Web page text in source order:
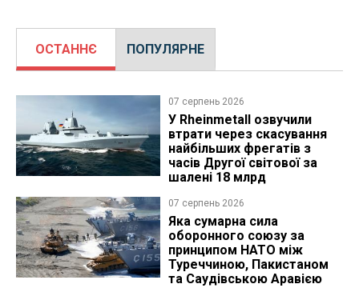
ОСТАННЄ ПОПУЛЯРНЕ
07 серпень 2026
У Rheinmetall озвучили
втрати через скасування
найбільших фрегатів з
часів Другої світової за
шалені 18 млрд
07 серпень 2026
Яка сумарна сила
оборонного союзу за
принципом НАТО між
Туреччиною, Пакистаном
та Саудівською Аравією